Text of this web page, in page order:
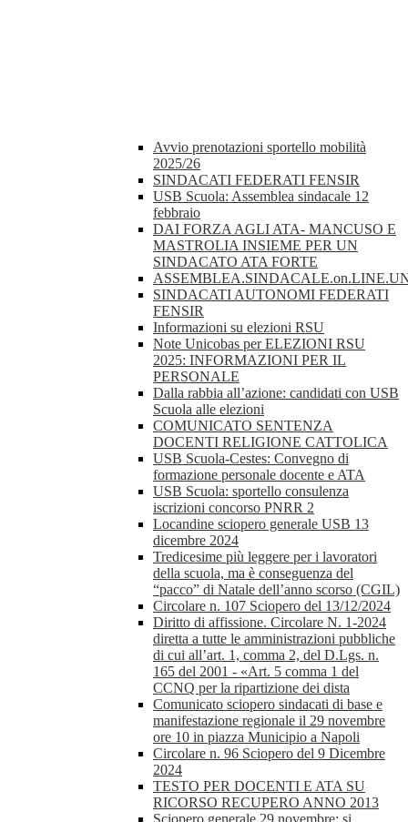
Avvio prenotazioni sportello mobilità
2025/26
SINDACATI FEDERATI FENSIR
USB Scuola: Assemblea sindacale 12
febbraio
DAI FORZA AGLI ATA- MANCUSO E
MASTROLIA INSIEME PER UN
SINDACATO ATA FORTE
SINDACATI AUTONOMI FEDERATI
FENSIR
Informazioni su elezioni RSU
Note Unicobas per ELEZIONI RSU
2025: INFORMAZIONI PER IL
PERSONALE
Dalla rabbia all’azione: candidati con USB
Scuola alle elezioni
COMUNICATO SENTENZA
DOCENTI RELIGIONE CATTOLICA
USB Scuola-Cestes: Convegno di
formazione personale docente e ATA
USB Scuola: sportello consulenza
iscrizioni concorso PNRR 2
Locandine sciopero generale USB 13
dicembre 2024
Tredicesime più leggere per i lavoratori
della scuola, ma è conseguenza del
“pacco” di Natale dell’anno scorso (CGIL)
Circolare n. 107 Sciopero del 13/12/2024
Diritto di affissione. Circolare N. 1-2024
diretta a tutte le amministrazioni pubbliche
di cui all’art. 1, comma 2, del D.Lgs. n.
165 del 2001 - «Art. 5 comma 1 del
CCNQ per la ripartizione dei dista
Comunicato sciopero sindacati di base e
manifestazione regionale il 29 novembre
ore 10 in piazza Municipio a Napoli
Circolare n. 96 Sciopero del 9 Dicembre
2024
TESTO PER DOCENTI E ATA SU
RICORSO RECUPERO ANNO 2013